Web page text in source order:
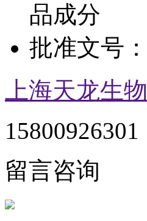
品成分
批准文号：
上海天龙生
15800926301
留言咨询